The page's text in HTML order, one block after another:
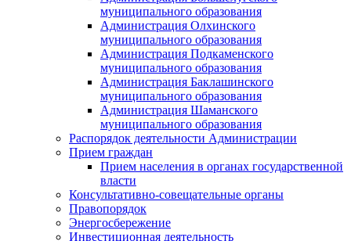
муниципального образования
Администрация Олхинского
муниципального образования
Администрация Подкаменского
муниципального образования
Администрация Баклашинского
муниципального образования
Администрация Шаманского
муниципального образования
Распорядок деятельности Администрации
Прием граждан
Прием населения в органах государственной
власти
Консультативно-совещательные органы
Правопорядок
Энергосбережение
Инвестиционная деятельность